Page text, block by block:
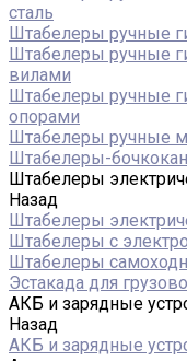
сталь
Штабелеры ручные
Штабелеры ручные
вилами
Штабелеры ручные
опорами
Штабелеры ручные
Штабелеры-
Штабелеры
Назад
Штабелеры
Штабелеры с
Штабелеры
Эстакада для
АКБ и зарядные
Назад
АКБ и зарядные